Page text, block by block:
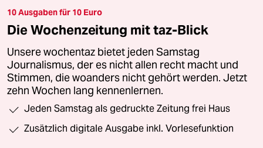
10 Ausgaben für 10 Euro
Die Wochenzeitung mit taz-Blick
Unsere wochentaz bietet jeden Samstag
Journalismus, der es nicht allen recht macht und
Stimmen, die woanders nicht gehört werden. Jetzt
zehn Wochen lang kennenlernen.
Jeden Samstag als gedruckte Zeitung frei Haus
Zusätzlich digitale Ausgabe inkl. Vorlesefunktion